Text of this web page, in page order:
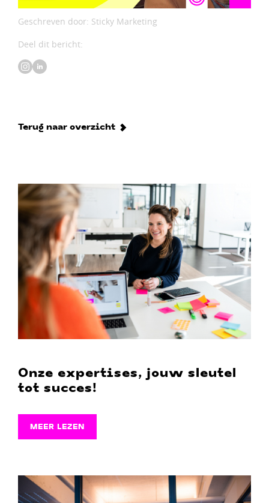
Geschreven door: Sticky Marketing
Deel dit bericht:
Terug naar overzicht
Onze expertises, jouw sleutel
tot succes!
MEER LEZEN